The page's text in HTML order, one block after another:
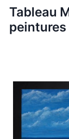
Aller
contenu
Tableau